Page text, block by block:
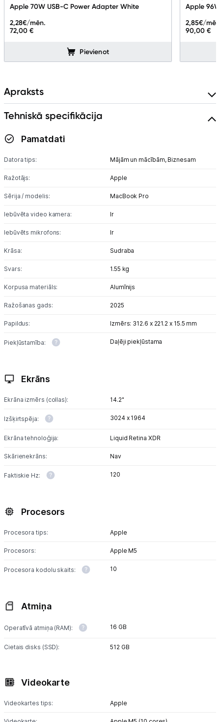
Ražotāju atjaunota tehnika
Uzņēmumiem
Kontakti
Apple 70W USB-C Power Adapter White
72,00 €
2,28€/mēn.
Pievienot
Apple
90,00 €
2,85€/
Apraksts
Tehniskā specifikācija
Pamatdati
Datora tips: Mājām un mācībām, Biznesam
Ražotājs: Apple
Sērija / modelis: MacBook Pro
Iebūvēta video kamera: Ir
Iebūvēts mikrofons: Ir
Krāsa: Sudraba
Svars: 1.55 kg
Korpusa materiāls: Alumīnijs
Ražošanas gads: 2025
Papildus: Izmērs: 312.6 x 221.2 x 15.5 mm
Piekļūstamība: Daļēji piekļūstama
Ekrāns
Ekrāna izmērs (collas): 14.2"
Izšķirtspēja: 3024 x 1964
Ekrāna tehnoloģija: Liquid Retina XDR
Skārienekrāns: Nav
Faktiskie Hz: 120
Procesors
Procesora tips: Apple
Procesors: Apple M5
Procesora kodolu skaits: 10
Atmiņa
Operatīvā atmiņa (RAM): 16 GB
Cietais disks (SSD): 512 GB
Videokarte
Videokartes tips: Apple